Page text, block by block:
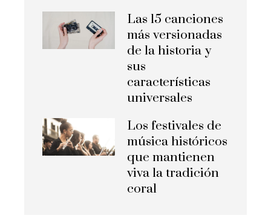
Las 15 canciones
más versionadas
de la historia y
sus
características
universales
Los festivales de
música históricos
que mantienen
viva la tradición
coral